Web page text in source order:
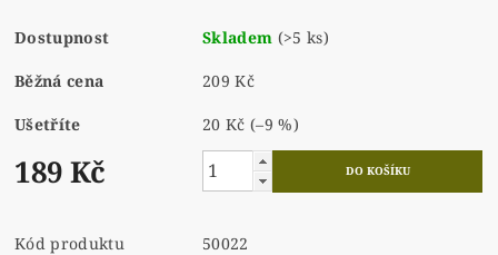
Dostupnost Skladem (>5 ks)
Běžná cena 209 Kč
Ušetříte 20 Kč(–9 %)
189 Kč
Kód produktu
50022